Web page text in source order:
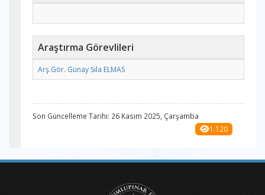
Araştırma Görevlileri
Arş.Gör. Günay Sıla ELMAS
Son Güncelleme Tarihi: 26 Kasım 2025, Çarşamba
1.120